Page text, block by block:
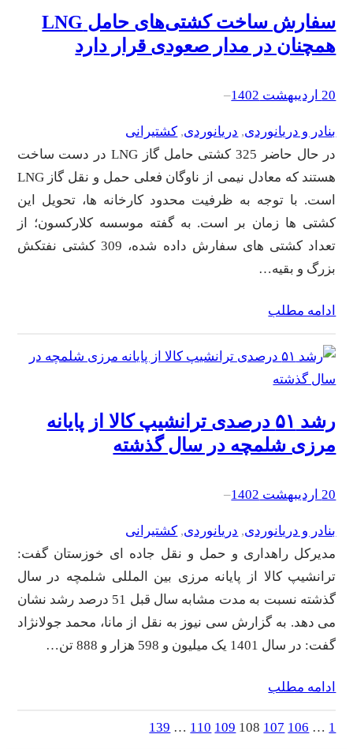
سفارش ساخت کشتی‌های حامل LNG
همچنان در مدار صعودی قرار دارد
20 اردیبهشت 1402 –
بنادر و دریانوردی, دریانوردی, کشتیرانی
در حال حاضر 325 کشتی حامل گاز LNG در دست ساخت
هستند که معادل نیمی از ناوگان فعلی حمل و نقل گاز LNG
است. با توجه به ظرفیت محدود کارخانه ها، تحویل این
کشتی ها زمان بر است. به گفته موسسه کلارکسون؛ از
تعداد کشتی های سفارش داده شده، 309 کشتی نفتکش
بزرگ و بقیه…
ادامه مطلب
رشد ۵۱ درصدی ترانشیپ کالا از پایانه
مرزی شلمچه در سال گذشته
20 اردیبهشت 1402 –
بنادر و دریانوردی, دریانوردی, کشتیرانی
مدیرکل راهداری و حمل و نقل جاده ای خوزستان گفت:
ترانشیپ کالا از پایانه مرزی بین المللی شلمچه در سال
گذشته نسبت به مدت مشابه سال قبل 51 درصد رشد نشان
می دهد. به گزارش سی نیوز به نقل از مانا، محمد جولانژاد
گفت: در سال 1401 یک میلیون و 598 هزار و 888 تن…
ادامه مطلب
1
…
106
107
108
109
110
…
139